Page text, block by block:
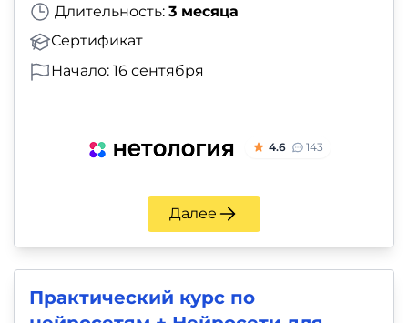
Длительность: 3 месяца
Сертификат
Начало: 16 сентября
4.6 143
Далее
Практический курс по